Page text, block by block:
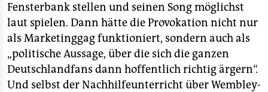
Fensterbank stellen und seinen Song möglichst
laut spielen. Dann hätte die Provokation nicht nur
als Marketinggag funktioniert, sondern auch als
„politische Aussage, über die sich die ganzen
Deutschlandfans dann hoffentlich richtig ärgern“.
Und selbst der Nachhilfeunterricht über Wembley-